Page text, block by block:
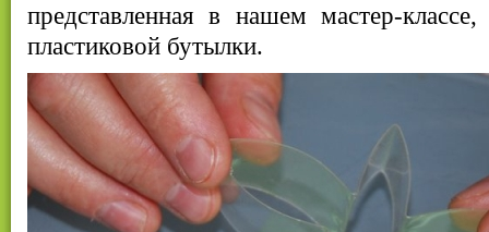
представленная в нашем мастер-
пластиковой бутылки.